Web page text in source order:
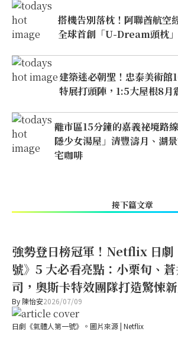
搭機告別落枕！阿聯酋航空
全球首創「U-Dream頭枕
建築迷必朝聖！忠泰美術館
特展打頭陣，1:5大屋根8月
離市區15分鐘的嘉義祕境路
隱少女湯屋」清豐濤月、湖
宅咖啡
接下篇文章
強勢登日榜冠軍！Netflix 日劇
號》5 大必看亮點：小栗旬、
司，奧斯卡特效團隊打造驚悚
By 陳怡安2026/07/09
日劇《氣體人第一號》。圖片來源 | Netflix